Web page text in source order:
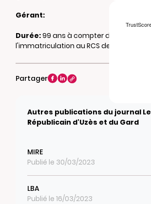
Gérant:
Durée:99 ans à compter de
l'immatriculation au RCS de NIMES
Partager
Autres publications du journal Le
Républicain d'Uzès et du Gard
MIRE
Publié le 30/03/2023
LBA
Publié le 16/03/2023